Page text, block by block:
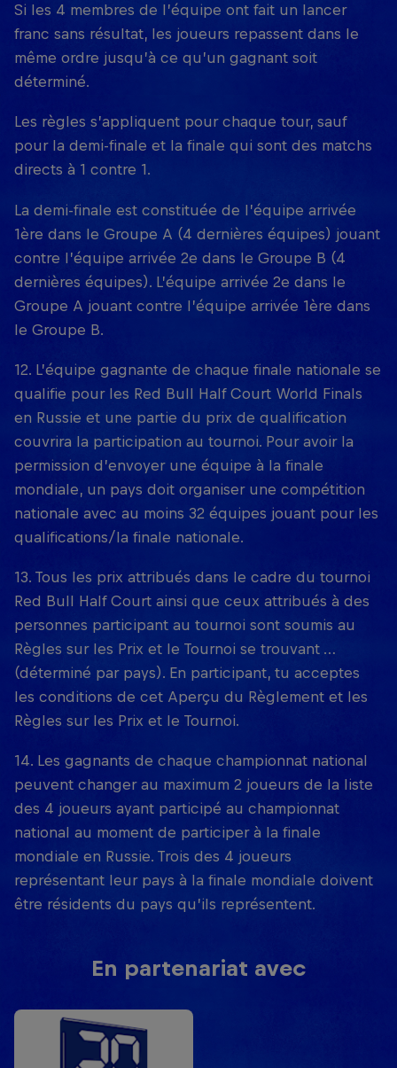
Si les 4 membres de l’équipe ont fait un lancer
franc sans résultat, les joueurs repassent dans le
même ordre jusqu’à ce qu’un gagnant soit
déterminé.
Les règles s’appliquent pour chaque tour, sauf
pour la demi-finale et la finale qui sont des matchs
directs à 1 contre 1.
La demi-finale est constituée de l’équipe arrivée
1ère dans le Groupe A (4 dernières équipes) jouant
contre l’équipe arrivée 2e dans le Groupe B (4
dernières équipes). L’équipe arrivée 2e dans le
Groupe A jouant contre l’équipe arrivée 1ère dans
le Groupe B.
12. L’équipe gagnante de chaque finale nationale se
qualifie pour les Red Bull Half Court World Finals
en Russie et une partie du prix de qualification
couvrira la participation au tournoi. Pour avoir la
permission d’envoyer une équipe à la finale
mondiale, un pays doit organiser une compétition
nationale avec au moins 32 équipes jouant pour les
qualifications/la finale nationale.
13. Tous les prix attribués dans le cadre du tournoi
Red Bull Half Court ainsi que ceux attribués à des
personnes participant au tournoi sont soumis au
Règles sur les Prix et le Tournoi se trouvant …
(déterminé par pays). En participant, tu acceptes
les conditions de cet Aperçu du Règlement et les
Règles sur les Prix et le Tournoi.
14. Les gagnants de chaque championnat national
peuvent changer au maximum 2 joueurs de la liste
des 4 joueurs ayant participé au championnat
national au moment de participer à la finale
mondiale en Russie. Trois des 4 joueurs
représentant leur pays à la finale mondiale doivent
être résidents du pays qu’ils représentent.
En partenariat avec